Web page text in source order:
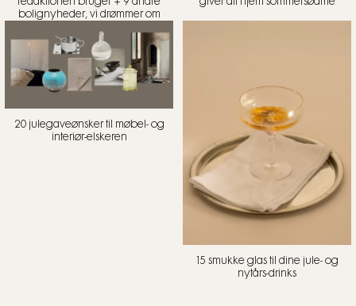
bolignyheder, vi drømmer om
20 julegaveønsker til møbel- og
interiør-elskeren
15 smukke glas til dine jule- og
nytårs-drinks